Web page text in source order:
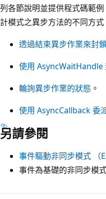
列各節說明並提供程式碼範
計模式之異步方法的不同方式
透過結束異步作業來封
使用 AsyncWaitHandle
輪詢異步作業的狀態 。
使用 AsyncCallback 委
另請參閱
事件驅動非同步模式 （
事件為基礎的非同步模
閱